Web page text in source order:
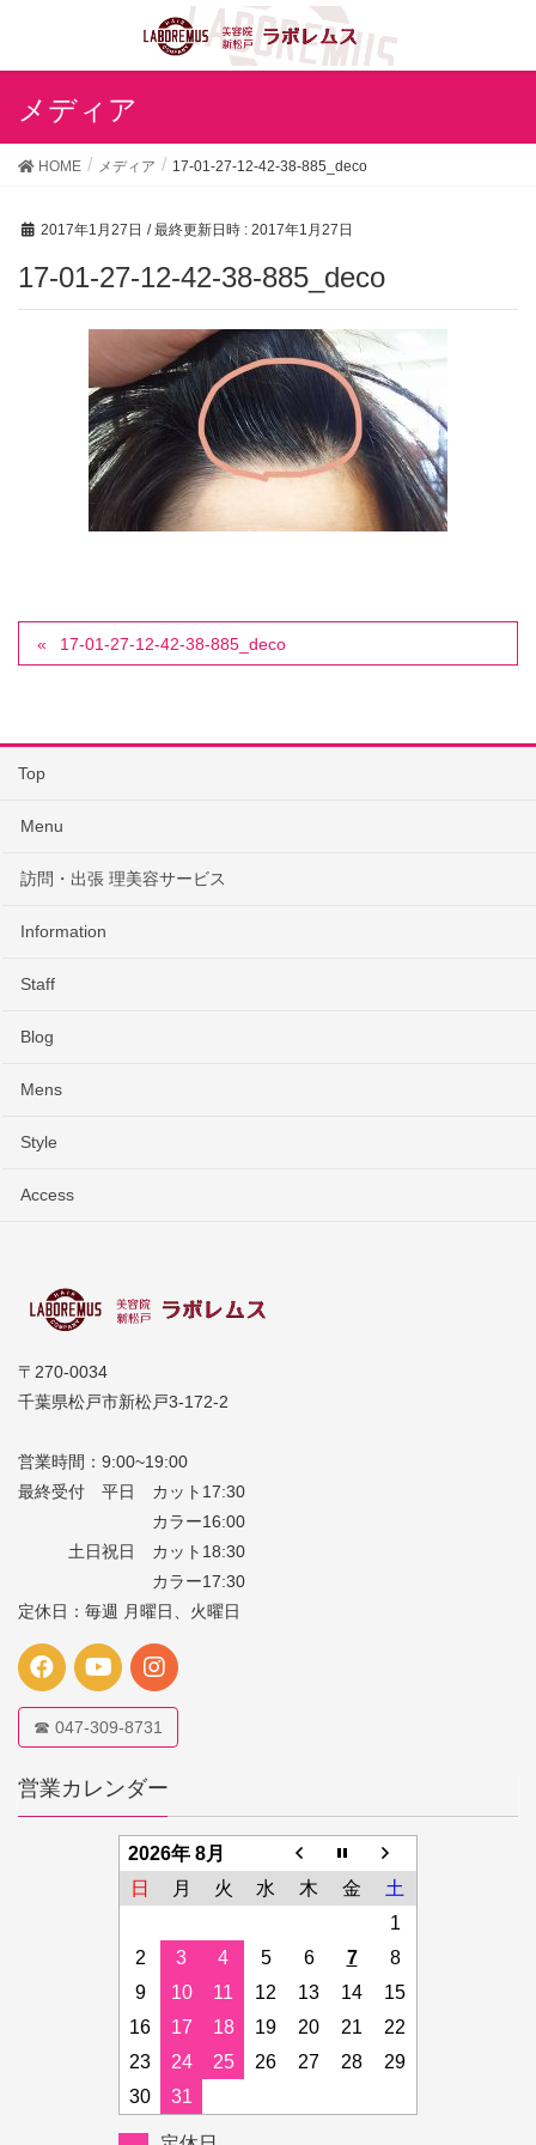
メディア
HOME メディア 17-01-27-12-42-38-885_deco
2017年1月27日 / 最終更新日時 : 2017年1月27日
17-01-27-12-42-38-885_deco
17-01-27-12-42-38-885_deco
Top
Menu
訪問・出張 理美容サービス
Information
Staff
Blog
Mens
Style
Access
〒270-0034
千葉県松戸市新松戸3-172-2
営業時間：9:00~19:00
最終受付 平日 カット17:30
カラー16:00
土日祝日 カット18:30
カラー17:30
定休日：毎週 月曜日、火曜日
☎ 047-309-8731
営業カレンダー
2026年 8月
日
月 火 水 木 金
土
1
2
3 4 5 6 7
8
9
10 11 12 13 14
15
16
17 18 19 20 21
22
23
24 25 26 27 28
29
30
31